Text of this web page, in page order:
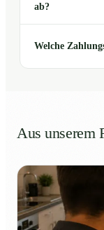
ab?
Welche
Aus unserem